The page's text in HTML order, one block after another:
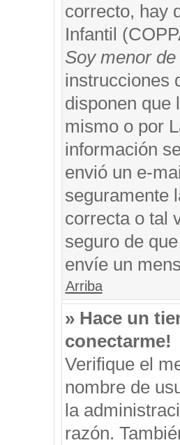
correcto, hay
Infantil
Soy menor
instrucciones
disponen que
mismo o por
información
envió un e-
seguramente
correcta o tal
seguro de
envíe un
Arriba
» Hace un
conectarme!
Verifique el
nombre de
la
razón.